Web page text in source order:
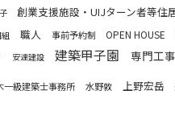
創業支援施設・UIJターン者等住
職人 事前予約制 OPEN HOUSE
安達建設 建築甲子園 専門工事
一級建築士事務所 水野敦 上野宏岳